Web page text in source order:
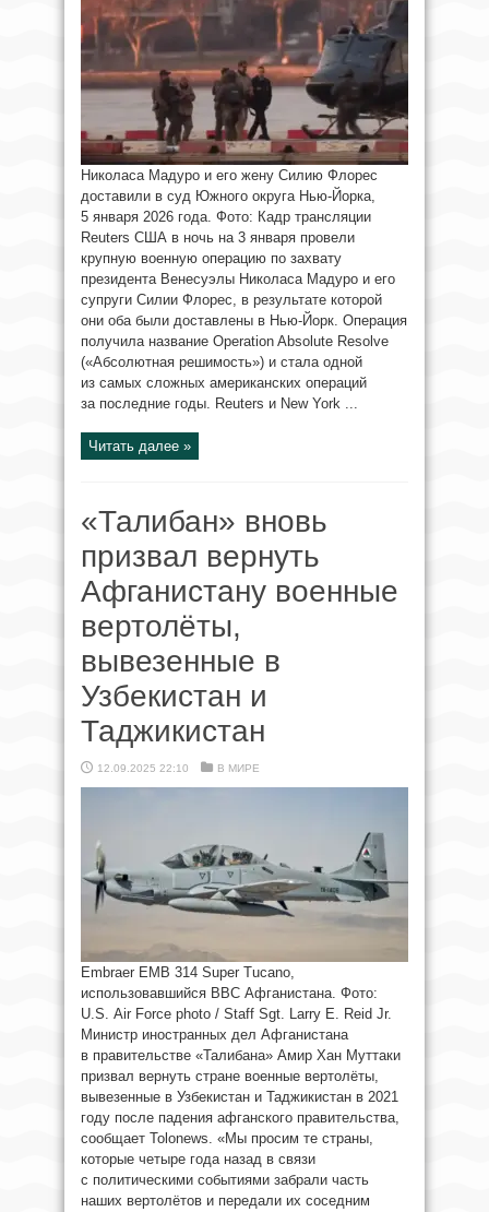
Николаса Мадуро и его жену Силию Флорес
доставили в суд Южного округа Нью-Йорка,
5 января 2026 года. Фото: Кадр трансляции
Reuters США в ночь на 3 января провели
крупную военную операцию по захвату
президента Венесуэлы Николаса Мадуро и его
супруги Силии Флорес, в результате которой
они оба были доставлены в Нью-Йорк. Операция
получила название Operation Absolute Resolve
(«Абсолютная решимость») и стала одной
из самых сложных американских операций
за последние годы. Reuters и New York ...
Читать далее »
«Талибан» вновь
призвал вернуть
Афганистану военные
вертолёты,
вывезенные в
Узбекистан и
Таджикистан
12.09.2025 22:10 В МИРЕ
Embraer EMB 314 Super Tucano,
использовавшийся ВВС Афганистана. Фото:
U.S. Air Force photo / Staff Sgt. Larry E. Reid Jr.
Министр иностранных дел Афганистана
в правительстве «Талибана» Амир Хан Муттаки
призвал вернуть стране военные вертолёты,
вывезенные в Узбекистан и Таджикистан в 2021
году после падения афганского правительства,
сообщает Tolonews. «Мы просим те страны,
которые четыре года назад в связи
с политическими событиями забрали часть
наших вертолётов и передали их соседним